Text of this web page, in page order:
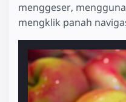
menggeser,
mengklik panah